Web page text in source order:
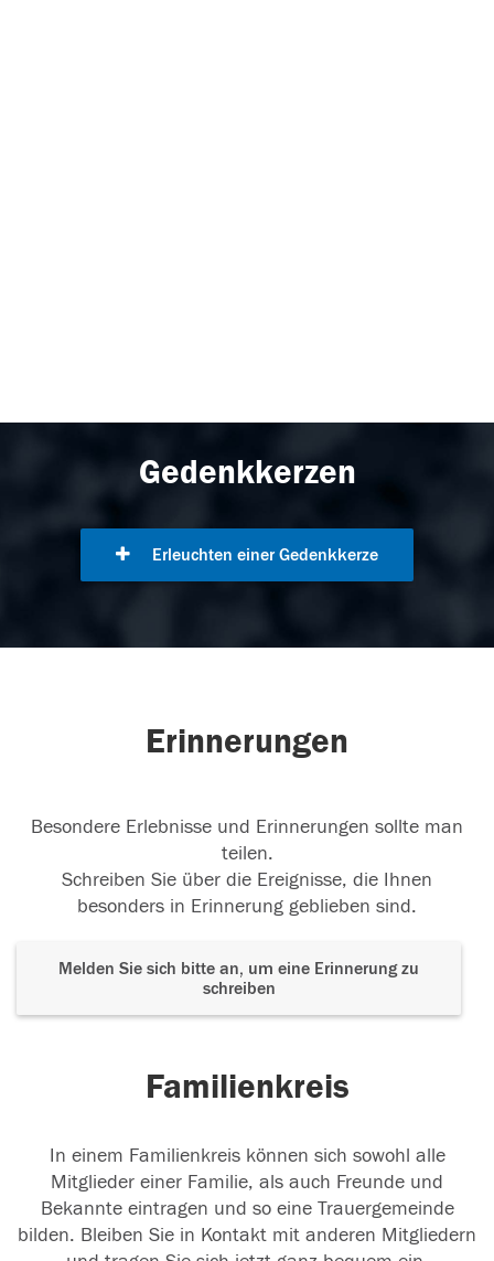
Gedenkkerzen
Erleuchten einer Gedenkkerze
Erinnerungen
Besondere Erlebnisse und Erinnerungen sollte man
teilen.
Schreiben Sie über die Ereignisse, die Ihnen
besonders in Erinnerung geblieben sind.
Melden Sie sich bitte an, um eine Erinnerung zu
schreiben
Familienkreis
In einem Familienkreis können sich sowohl alle
Mitglieder einer Familie, als auch Freunde und
Bekannte eintragen und so eine Trauergemeinde
bilden. Bleiben Sie in Kontakt mit anderen Mitgliedern